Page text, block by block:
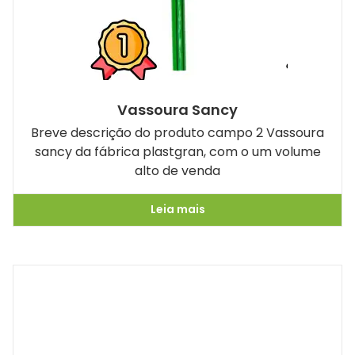
Vassoura Sancy
Breve descrição do produto campo 2 Vassoura
sancy da fábrica plastgran, com o um volume
alto de venda
Leia mais